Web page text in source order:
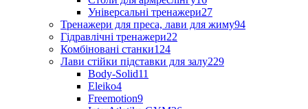
Універсальні тренажери27
Тренажери для преса, лави для жиму94
Гідравлічні тренажери22
Комбіновані станки124
Лави стійки підставки для залу229
Body-Solid11
Eleiko4
Freemotion9